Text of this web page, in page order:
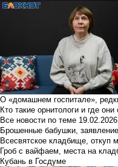
О «домашнем госпитале»,
Кто такие орнитологи и где они
Все новости по теме 19.02.2026
Брошенные бабушки,
Всесвятское кладбище, откуп
Гроб с вайфаем, места на
Кубань в Госдуме